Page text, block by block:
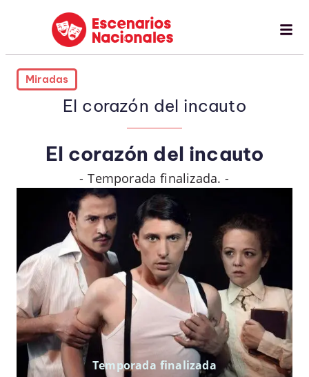
Miradas
El corazón del incauto
El corazón del incauto
- Temporada finalizada. -
Temporada finalizada